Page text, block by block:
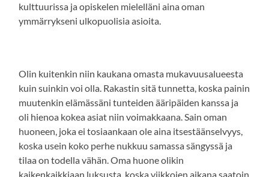
kulttuurissa ja opiskelen mielelläni aina oman
ymmärrykseni ulkopuolisia asioita.
Olin kuitenkin niin kaukana omasta mukavuusalueesta
kuin suinkin voi olla. Rakastin sitä tunnetta, koska painin
muutenkin elämässäni tunteiden ääripäiden kanssa ja
oli hienoa kokea asiat niin voimakkaana. Sain oman
huoneen, joka ei tosiaankaan ole aina itsestäänselvyys,
koska usein koko perhe nukkuu samassa sängyssä ja
tilaa on todella vähän. Oma huone olikin
kaikenkaikkiaan luksusta, koska viikkojen aikana saatoin